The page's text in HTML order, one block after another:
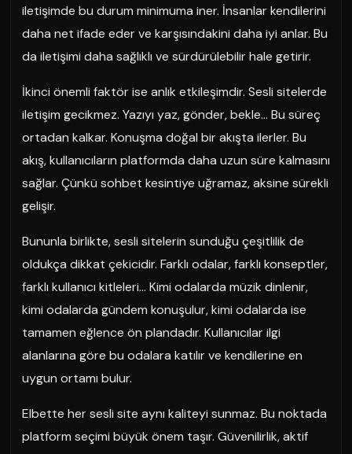
iletişimde bu durum minimuma iner. İnsanlar kendilerini
daha net ifade eder ve karşısındakini daha iyi anlar. Bu
da iletişimi daha sağlıklı ve sürdürülebilir hale getirir.
İkinci önemli faktör ise anlık etkileşimdir. Sesli sitelerde
iletişim gecikmez. Yazıyı yaz, gönder, bekle… Bu süreç
ortadan kalkar. Konuşma doğal bir akışta ilerler. Bu
akış, kullanıcıların platformda daha uzun süre kalmasını
sağlar. Çünkü sohbet kesintiye uğramaz, aksine sürekli
gelişir.
Bununla birlikte, sesli sitelerin sunduğu çeşitlilik de
oldukça dikkat çekicidir. Farklı odalar, farklı konseptler,
farklı kullanıcı kitleleri… Kimi odalarda müzik dinlenir,
kimi odalarda gündem konuşulur, kimi odalarda ise
tamamen eğlence ön plandadır. Kullanıcılar ilgi
alanlarına göre bu odalara katılır ve kendilerine en
uygun ortamı bulur.
Elbette her sesli site aynı kaliteyi sunmaz. Bu noktada
platform seçimi büyük önem taşır. Güvenilirlik, aktif